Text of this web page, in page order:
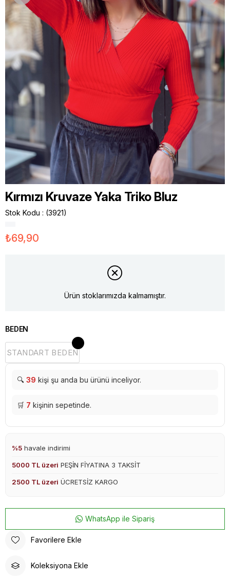
Kırmızı Kruvaze Yaka Triko Bluz
Stok Kodu (3921)
₺69,90
Ürün stoklarımızda kalmamıştır.
BEDEN
STANDART BEDEN
🔍 39 kişi şu anda bu ürünü inceliyor.
🛒 7 kişinin sepetinde.
%5 havale indirimi
5000 TL üzeri PEŞİN FİYATINA 3 TAKSİT
2500 TL üzeri ÜCRETSİZ KARGO
WhatsApp ile Sipariş
Favorilere Ekle
Koleksiyona Ekle